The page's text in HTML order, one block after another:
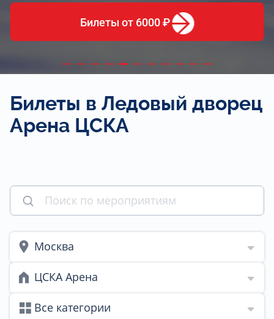
Билеты от 6000 ₽
Билеты в Ледовый дворец
Арена ЦСКА
Москва
ЦСКА Арена
Все категории